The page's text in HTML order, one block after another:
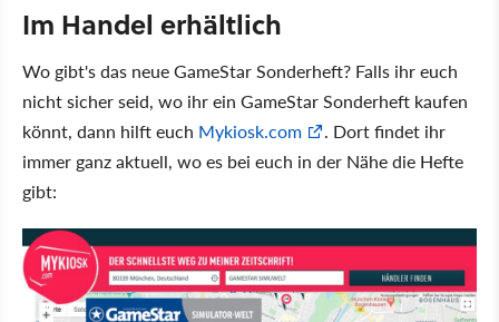
Im Handel erhältlich
Wo gibt's das neue GameStar Sonderheft? Falls ihr euch
nicht sicher seid, wo ihr ein GameStar Sonderheft kaufen
könnt, dann hilft euch Mykiosk.com
. Dort findet ihr
immer ganz aktuell, wo es bei euch in der Nähe die Hefte
gibt: